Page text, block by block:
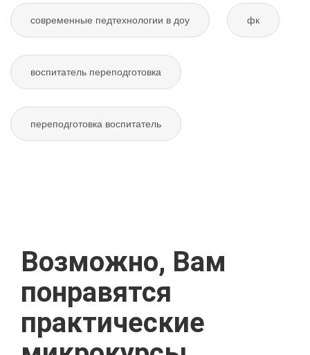
современные педтехнологии в доу фк
воспитатель переподготовка
переподготовка воспитатель
Возможно, Вам
понравятся
практические